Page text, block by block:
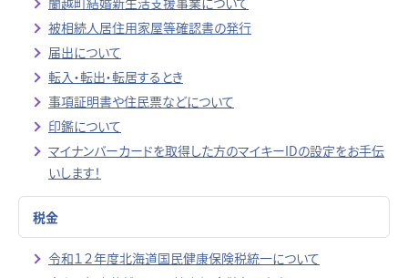
被相続人居住用家屋等確認書の発行
届出について
転入・転出・転居するとき
事項証明書や住民票などについて
印鑑について
マイナンバーカードを取得した方のマイキーIDの設定をお手伝
いします！
税金
令和１２年度北海道国民健康保険税統一について